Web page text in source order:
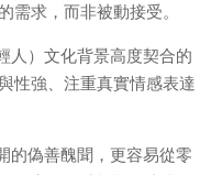
求，而非被動接受。
人）文化背景高度契合的
性強、注重真實情感表達
的偽善醜聞，更容易從零